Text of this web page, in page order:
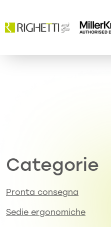
Categorie
Pronta consegna
Sedie ergonomiche